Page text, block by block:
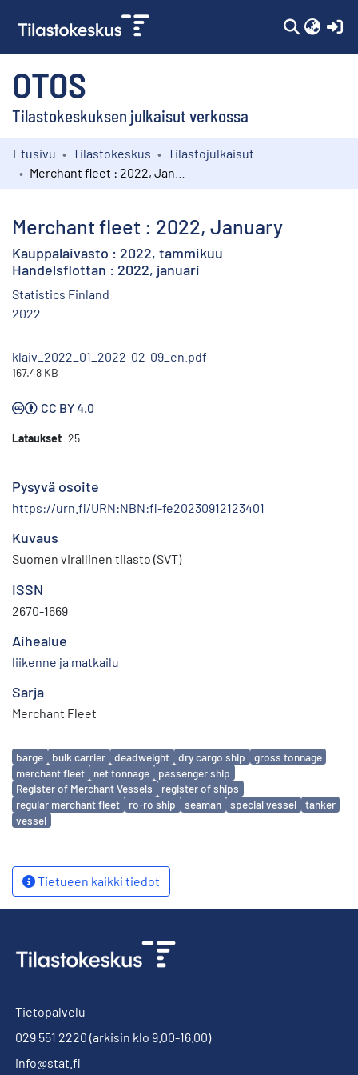
OTOS
Tilastokeskuksen julkaisut verkossa
Kokoelmat
Etusivu Tilastokeskus
Tilastojulkaisut
Merchant fleet : 2022, January
Kauppalaivasto : 2022, tammikuu
Handelsflottan : 2022, januari
Statistics Finland
2022
klaiv_2022_01_2022-02-09_en.pdf
167.48 KB
CC BY 4.0
Lataukset 25
Pysyvä osoite
https://urn.fi/URN:NBN:fi-fe20230912123401
Kuvaus
Suomen virallinen tilasto (SVT)
ISSN
2670-1669
Aihealue
liikenne ja matkailu
Sarja
Merchant Fleet
Avainsanat
barge bulk carrier deadweight dry cargo ship
gross tonnage
merchant fleet
net tonnage
passenger ship
Register of Merchant Vessels
register of ships
regular merchant fleet
ro-ro ship seaman special vessel
tanker
vessel
Tietueen kaikki tiedot
Tietopalvelu
029 551 2220 (arkisin klo 9.00-16.00)
info@stat.fi